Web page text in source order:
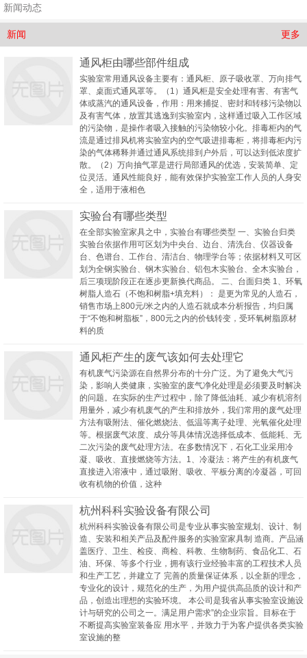
新闻动态
新闻 更多
通风柜由哪些部件组成
实验室常用通风设备主要有：通风柜、原子吸收罩、万向排气
罩、桌面式通风罩等。（1）通风柜是安全处理有害、有害气
体或蒸汽的通风设备，作用：用来捕捉、密封和转移污染物以
及有害气体，放置其逃逸到实验室内，这样通过吸入工作区域
的污染物，是操作者吸入接触的污染物较小化。排毒柜内的气
流是通过排风机将实验室内的空气吸进排毒柜，将排毒柜内污
染的气体稀释并通过通风系统排到户外后，可以达到低浓度扩
散。（2）万向抽气罩是进行局部通风的优选，安装简单、定
位灵活。通风性能良好，能有效保护实验室工作人员的人身安
全，适用于液相色
实验台有哪些类型
在全部实验室家具之中，实验台有哪些类型 一、实验台归类
实验台依据作用可区划为中央台、边台、清洗台、仪器设备
台、色谱台、工作台、清洁台、物理学台等；依据材料又可区
划为全钢实验台、钢木实验台、铝包木实验台、全木实验台，
后三项现阶段正在逐步更新换代商品。 二、台面归类 1、环氧
树脂人造石（不饱和树脂+填充料）： 是更为常见的人造石，
销售市场上800元/米之内的人造石就成本分析报告，均归属
于“不饱和树脂板”，800元之内的价钱转变，受环氧树脂原材
料的质
通风柜产生的废气该如何去处理它
有机废气污染源在自然界分布的十分广泛。为了避免大气污
染，影响人类健康，实验室的废气净化处理是必须要及时解决
的问题。在实际的生产过程中，除了降低油耗、减少有机溶剂
用量外，减少有机废气的产生和排放外，我们常用的废气处理
方法有吸附法、催化燃烧法、低温等离子处理、光氧催化处理
等。根据废气浓度、成分等具体情况选择低成本、低能耗、无
二次污染的废气处理方法。在多数情况下，石化工业采用冷
凝、吸收、直接燃烧等方法。1、冷凝法：将产生的有机废气
直接进入溶液中，通过吸附、吸收、平板分离的冷凝器，可回
收有机物的价值，这种
杭州科科实验设备有限公司
杭州科科实验设备有限公司是专业从事实验室规划、设计、制
造、安装和相关产品及配件服务的实验室家具制 造商。产品涵
盖医疗、卫生、检疫、商检、科教、生物制药、食品化工、石
油、环保、等多个行业，拥有该行业经验丰富的工程技术人员
和生产工艺，并建立了 完善的质量保证体系，以全新的理念，
专业化的设计，规范化的生产，为用户提供高品质的设计和产
品，创造出理想的实验环境。 本公司是我省从事实验室设施设
计与研究的公司之一。满足用户需求”的企业宗旨。目标在于
不断提高实验室装备应 用水平，并致力于为客户提供各类实验
室设施的整